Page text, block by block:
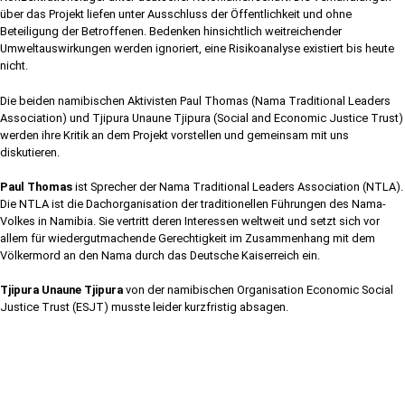
über das Projekt liefen unter Ausschluss der Öffentlichkeit und ohne
Beteiligung der Betroffenen. Bedenken hinsichtlich weitreichender
Umweltauswirkungen werden ignoriert, eine Risikoanalyse existiert bis heute
nicht.
Die beiden namibischen Aktivisten Paul Thomas (Nama Traditional Leaders
Association) und Tjipura Unaune Tjipura (Social and Economic Justice Trust)
werden ihre Kritik an dem Projekt vorstellen und gemeinsam mit uns
diskutieren.
Paul Thomas ist Sprecher der Nama Traditional Leaders Association (NTLA).
Die NTLA ist die Dachorganisation der traditionellen Führungen des Nama-
Volkes in Namibia. Sie vertritt deren Interessen weltweit und setzt sich vor
allem für wiedergutmachende Gerechtigkeit im Zusammenhang mit dem
Völkermord an den Nama durch das Deutsche Kaiserreich ein.
Tjipura Unaune Tjipura von der namibischen Organisation Economic Social
Justice Trust (ESJT) musste leider kurzfristig absagen.